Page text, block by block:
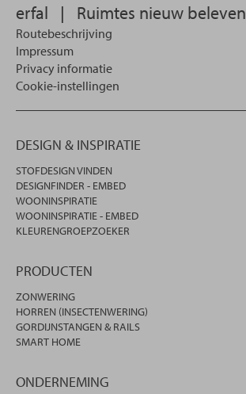
erfal | Ruimtes nieuw beleven
Routebeschrijving
Impressum
Privacy informatie
Cookie-instellingen
DESIGN & INSPIRATIE
STOFDESIGN VINDEN
DESIGNFINDER - EMBED
WOONINSPIRATIE
WOONINSPIRATIE - EMBED
KLEURENGROEPZOEKER
PRODUCTEN
ZONWERING
HORREN (INSECTENWERING)
GORDIJNSTANGEN & RAILS
SMART HOME
ONDERNEMING